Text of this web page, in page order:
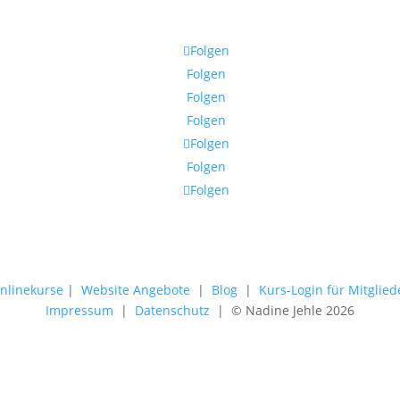
Folgen
Folgen
Folgen
Folgen
Folgen
Folgen
Folgen
| Website Angebote | Blog | Kurs-Login für
Impressum | Datenschutz | © Nadine Jehle 2026